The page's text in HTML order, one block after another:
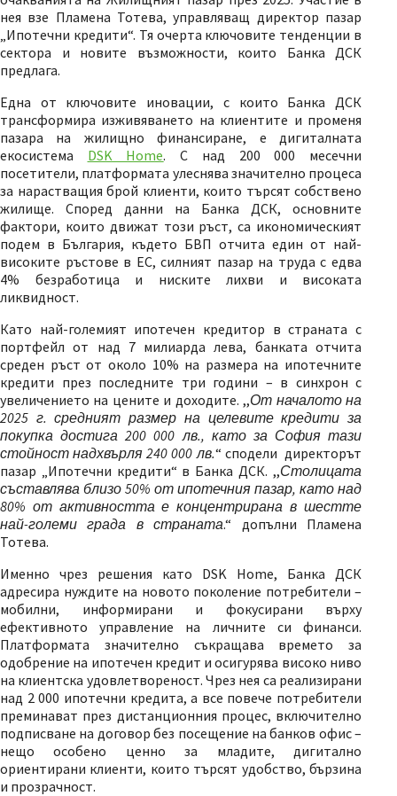
нея взе Пламена Тотева, управляващ директор пазар
„Ипотечни кредити“. Тя очерта ключовите тенденции в
сектора и новите възможности, които Банка ДСК
предлага.
Една от ключовите иновации, с които Банка ДСК
трансформира изживяването на клиентите и променя
пазара на жилищно финансиране, е дигиталната
екосистема DSK Home. С над 200 000 месечни
посетители, платформата улеснява значително процеса
за нарастващия брой клиенти, които търсят собствено
жилище. Според данни на Банка ДСК, основните
фактори, които движат този ръст, са икономическият
подем в България, където БВП отчита един от най-
високите ръстове в ЕС, силният пазар на труда с едва
4% безработица и ниските лихви и високата
ликвидност.
Като най-големият ипотечен кредитор в страната с
портфейл от над 7 милиарда лева, банката отчита
среден ръст от около 10% на размера на ипотечните
кредити през последните три години – в синхрон с
увеличението на цените и доходите. ,,От началото на
2025 г. средният размер на целевите кредити за
покупка достига 200 000 лв., като за София тази
стойност надхвърля 240 000 лв.“ сподели директорът
пазар „Ипотечни кредити“ в Банка ДСК. ,,Столицата
съставлява близо 50% от ипотечния пазар, като над
80% от активността е концентрирана в шестте
най-големи града в страната.“ допълни Пламена
Тотева.
Именно чрез решения като DSK Home, Банка ДСК
адресира нуждите на новото поколение потребители –
мобилни, информирани и фокусирани върху
ефективното управление на личните си финанси.
Платформата значително съкращава времето за
одобрение на ипотечен кредит и осигурява високо ниво
на клиентска удовлетвореност. Чрез нея са реализирани
над 2 000 ипотечни кредита, а все повече потребители
преминават през дистанционния процес, включително
подписване на договор без посещение на банков офис –
нещо особено ценно за младите, дигитално
ориентирани клиенти, които търсят удобство, бързина
и прозрачност.